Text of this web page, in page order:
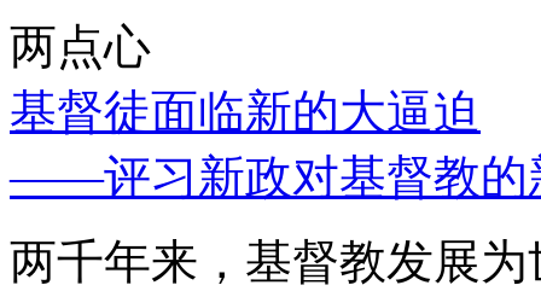
两点心
基督徒面临新的大逼迫
——评习新政对基督教的
两千年来，基督教发展